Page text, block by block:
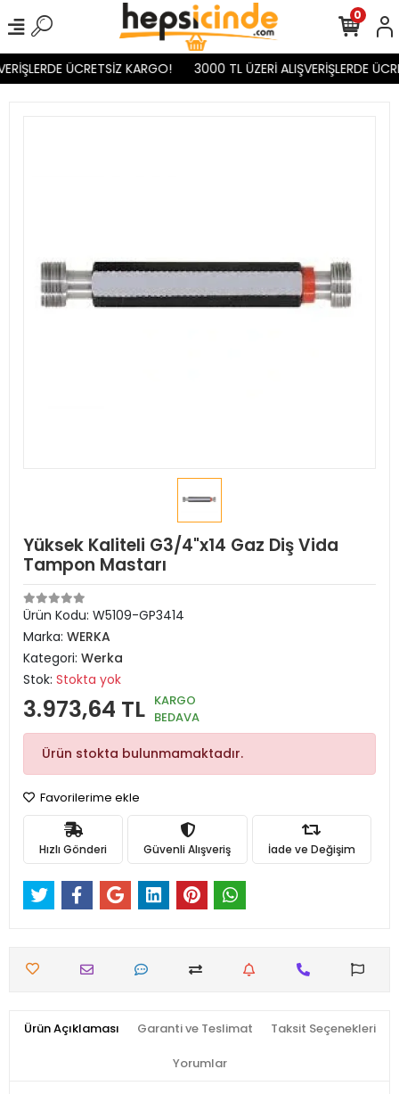
ÜCRETSİZ KARGO! 3000 TL ÜZERİ ALIŞVERİŞLERDE
0
Yüksek Kaliteli G3/4"x14 Gaz Diş Vida
Tampon Mastarı
Ürün Kodu: W5109-GP3414
Marka: WERKA
Kategori: Werka
Stok: Stokta yok
3.973,64 TL KARGO
BEDAVA
Ürün stokta bulunmamaktadır.
Favorilerime ekle
Hızlı Gönderi Güvenli Alışveriş İade ve Değişim
Ürün Açıklaması Garanti ve Teslimat Taksit Seçenekleri
Yorumlar